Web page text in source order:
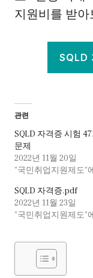
지원비를 받
SQLD
관련
SQLD 자격증 시험
문제
2022년 11월 20일
"국민취업지원제도"
SQLD 자격증.pdf
2022년 11월 23일
"국민취업지원제도"